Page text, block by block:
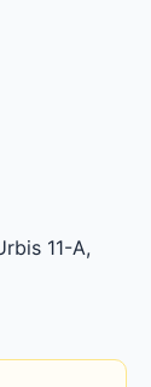
11-A,